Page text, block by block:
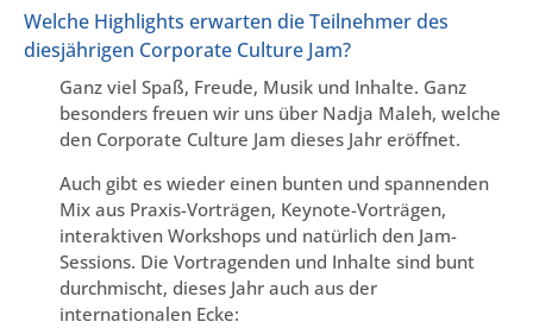
Welche Highlights erwarten die Teilnehmer des
diesjährigen Corporate Culture Jam?
Ganz viel Spaß, Freude, Musik und Inhalte. Ganz
besonders freuen wir uns über Nadja Maleh, welche
den Corporate Culture Jam dieses Jahr eröffnet.
Auch gibt es wieder einen bunten und spannenden
Mix aus Praxis-Vorträgen, Keynote-Vorträgen,
interaktiven Workshops und natürlich den Jam-
Sessions. Die Vortragenden und Inhalte sind bunt
durchmischt, dieses Jahr auch aus der
internationalen Ecke: